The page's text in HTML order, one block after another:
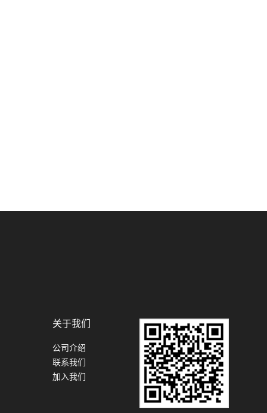
关于我们
公司介绍
联系我们
加入我们